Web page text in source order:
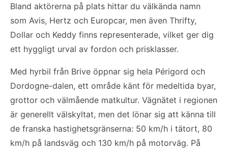
Bland aktörerna på plats hittar du välkända namn
som Avis, Hertz och Europcar, men även Thrifty,
Dollar och Keddy finns representerade, vilket ger dig
ett hyggligt urval av fordon och prisklasser.
Med hyrbil från Brive öppnar sig hela Périgord och
Dordogne-dalen, ett område känt för medeltida byar,
grottor och välmående matkultur. Vägnätet i regionen
är generellt välskyltat, men det lönar sig att känna till
de franska hastighetsgränserna: 50 km/h i tätort, 80
km/h på landsväg och 130 km/h på motorväg. På